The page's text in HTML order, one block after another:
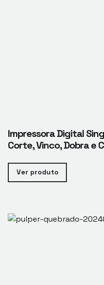
Impressora Digital
Corte, Vinco, Dobra e
Ver produto